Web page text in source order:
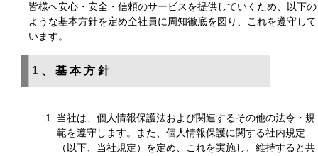
皆様へ安心・安全・信頼のサービスを提供していくため、以下の
ような基本方針を定め全社員に周知徹底を図り、これを遵守して
います。
1、基本方針
当社は、個人情報保護法および関連するその他の法令・規
範を遵守します。また、個人情報保護に関する社内規定
（以下、当社規定）を定め、これを実施し、維持すると共